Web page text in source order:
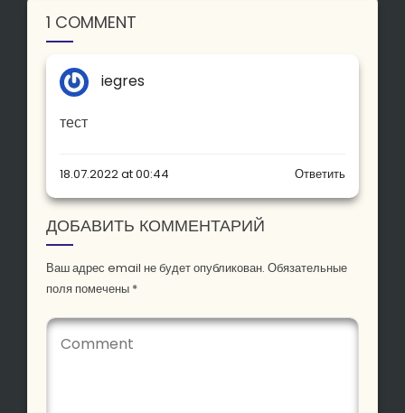
1 COMMENT
iegres
тест
18.07.2022 at 00:44 Ответить
ДОБАВИТЬ КОММЕНТАРИЙ
Ваш адрес email не будет опубликован. Обязательные
поля помечены *